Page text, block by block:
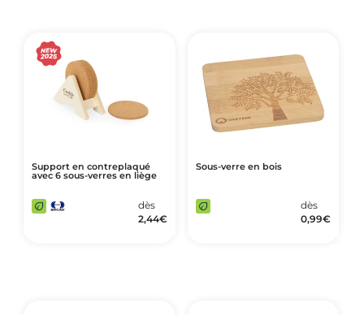
Support en contreplaqué
avec 6 sous-verres en liège
dès
2,44€
Sous-verre en bois
dès
0,99€